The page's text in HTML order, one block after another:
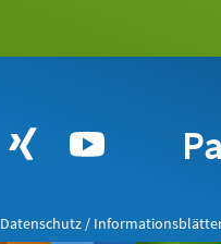
Datenschutz /